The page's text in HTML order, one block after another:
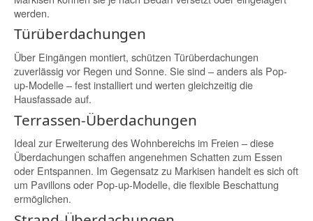
werden.
Türüberdachungen
Über Eingängen montiert, schützen Türüberdachungen
zuverlässig vor Regen und Sonne. Sie sind – anders als Pop-
up-Modelle – fest installiert und werten gleichzeitig die
Hausfassade auf.
Terrassen-Überdachungen
Ideal zur Erweiterung des Wohnbereichs im Freien – diese
Überdachungen schaffen angenehmen Schatten zum Essen
oder Entspannen. Im Gegensatz zu Markisen handelt es sich oft
um Pavillons oder Pop-up-Modelle, die flexible Beschattung
ermöglichen.